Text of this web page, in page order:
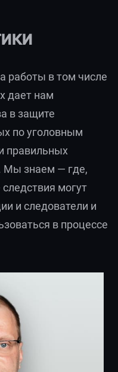
работы в том числе
дает нам
в защите
по уголовным
правильных
Мы знаем — где,
могут
и следователи и
в процессе